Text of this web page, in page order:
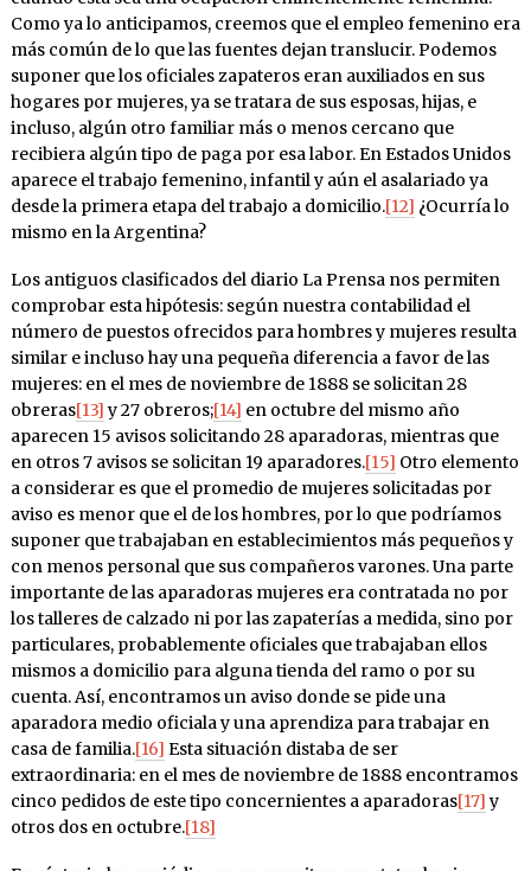
Como ya lo anticipamos, creemos que el empleo femenino era
más común de lo que las fuentes dejan translucir. Podemos
suponer que los oficiales zapateros eran auxiliados en sus
hogares por mujeres, ya se tratara de sus esposas, hijas, e
incluso, algún otro familiar más o menos cercano que
recibiera algún tipo de paga por esa labor. En Estados Unidos
aparece el trabajo femenino, infantil y aún el asalariado ya
desde la primera etapa del trabajo a domicilio.[12] ¿Ocurría lo
mismo en la Argentina?
Los antiguos clasificados del diario La Prensa nos permiten
comprobar esta hipótesis: según nuestra contabilidad el
número de puestos ofrecidos para hombres y mujeres resulta
similar e incluso hay una pequeña diferencia a favor de las
mujeres: en el mes de noviembre de 1888 se solicitan 28
obreras[13]y 27 obreros;[14] en octubre del mismo año
aparecen 15 avisos solicitando 28 aparadoras, mientras que
en otros 7 avisos se solicitan 19 aparadores.[15] Otro elemento
a considerar es que el promedio de mujeres solicitadas por
aviso es menor que el de los hombres, por lo que podríamos
suponer que trabajaban en establecimientos más pequeños y
con menos personal que sus compañeros varones. Una parte
importante de las aparadoras mujeres era contratada no por
los talleres de calzado ni por las zapaterías a medida, sino por
particulares, probablemente oficiales que trabajaban ellos
mismos a domicilio para alguna tienda del ramo o por su
cuenta. Así, encontramos un aviso donde se pide una
aparadora medio oficiala y una aprendiza para trabajar en
casa de familia.[16] Esta situación distaba de ser
extraordinaria: en el mes de noviembre de 1888 encontramos
cinco pedidos de este tipo concernientes a aparadoras[17]y
otros dos en octubre.[18]